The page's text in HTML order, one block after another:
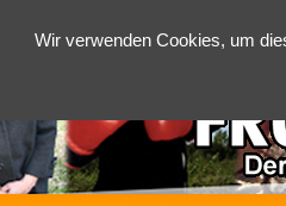
Wir verwenden Cookies, um